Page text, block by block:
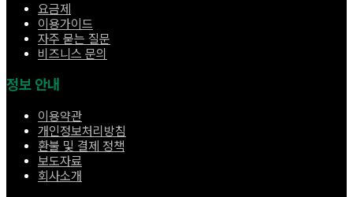
요금제
이용가이드
자주 묻는 질문
비즈니스 문의
정보 안내
이용약관
개인정보처리방침
환불 및 결제 정책
보도자료
회사소개